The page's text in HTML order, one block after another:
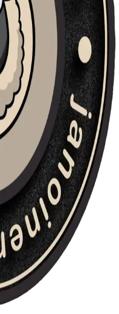
pidätetään.